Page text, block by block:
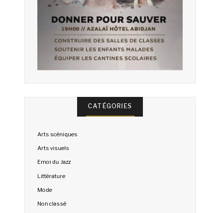
CATÉGORIES
Arts scéniques
Arts visuels
Emoi du Jazz
Littérature
Mode
Non classé